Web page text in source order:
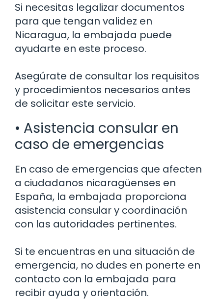
Si necesitas legalizar documentos
para que tengan validez en
Nicaragua, la embajada puede
ayudarte en este proceso.
Asegúrate de consultar los requisitos
y procedimientos necesarios antes
de solicitar este servicio.
• Asistencia consular en
caso de emergencias
En caso de emergencias que afecten
a ciudadanos nicaragüenses en
España, la embajada proporciona
asistencia consular y coordinación
con las autoridades pertinentes.
Si te encuentras en una situación de
emergencia, no dudes en ponerte en
contacto con la embajada para
recibir ayuda y orientación.